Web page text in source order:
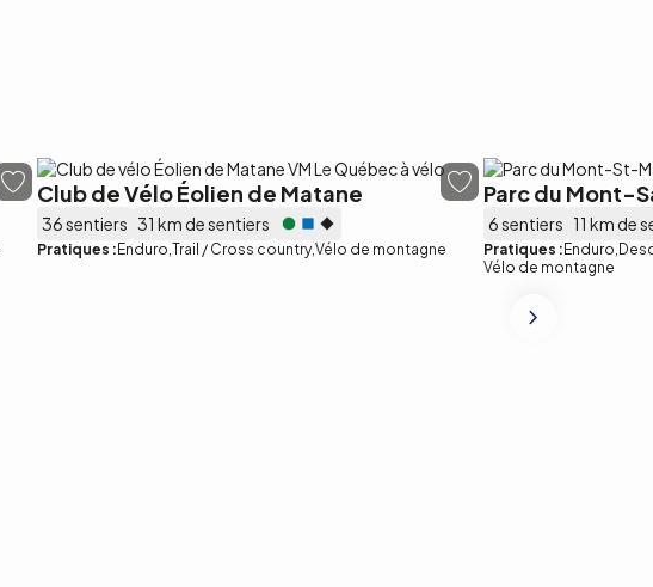
Club de Vélo Éolien de Matane
36 sentiers 31 km de sentiers
Pratiques : Enduro Trail / Cross country Vélo de montagne
Parc du Mont-
6 sentiers 11 km de
Pratiques : Enduro
Vélo de montagne